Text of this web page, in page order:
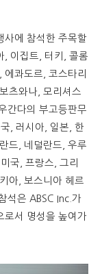
사에 참석한 주목할
, 이집트, 터키, 콜롬
콰도르, 코스타리
츠와나, 모리셔스
간다의 부고등판무
, 러시아, 일본, 한
드, 네덜란드, 우루
국, 프랑스, ​​그리
아, 보스니아 헤르
석은 ABSC Inc.가
로서 명성을 높여가